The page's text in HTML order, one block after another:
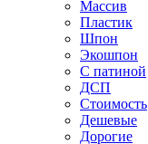
Массив
Пластик
Шпон
Экошпон
С патиной
ДСП
Стоимость
Дешевые
Дорогие